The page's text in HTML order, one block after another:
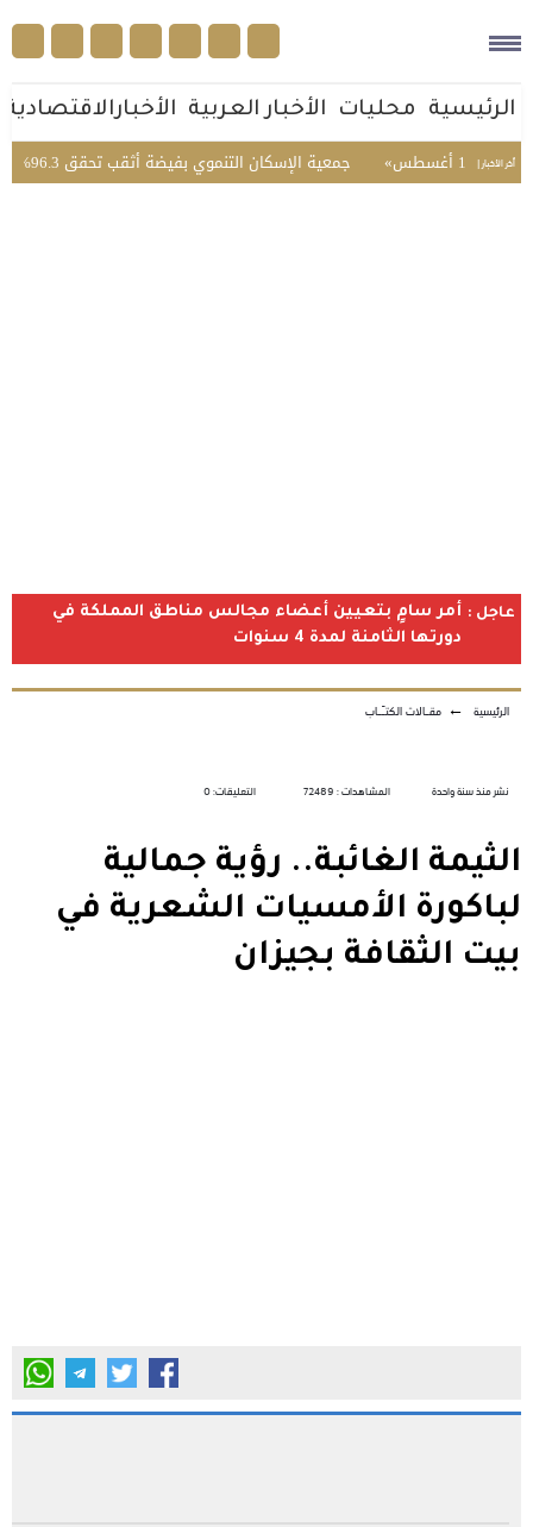
الرئيسية محليات الأخبار العربية الأخبارالاقتصادية
أخر الأخبار | جمعية الإسكان التنموي بفيضة أثقب تحقق 96.3% في تقييم الحوكمة
عاجل : أمر سامٍ بتعيين أعضاء مجالس مناطق المملكة في
دورتها الثامنة لمدة 4 سنوات
الرئيسية ← مقـالات الكتـّـاب
نشر منذ سنة واحدة المشاهدات : 72489 التعليقات: 0
الثيمة الغائبة.. رؤية جمالية
لباكورة الأمسيات الشعرية في
بيت الثقافة بجيزان